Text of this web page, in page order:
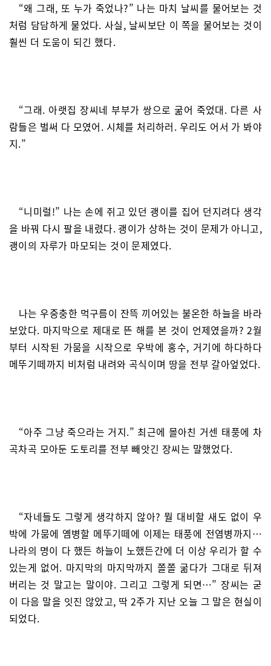
“왜 그래, 또 누가 죽었나?” 나는 마치 날씨를 물어보는 것
처럼 담담하게 물었다. 사실, 날씨보단 이 쪽을 물어보는 것이
훨씬 더 도움이 되긴 했다.
“그래. 아랫집 장씨네 부부가 쌍으로 굶어 죽었대. 다른 사
람들은 벌써 다 모였어. 시체를 처리하러. 우리도 어서 가 봐야
지.”
“니미럴!” 나는 손에 쥐고 있던 괭이를 집어 던지려다 생각
을 바꿔 다시 팔을 내렸다. 괭이가 상하는 것이 문제가 아니고,
괭이의 자루가 마모되는 것이 문제였다.
나는 우중충한 먹구름이 잔뜩 끼어있는 불온한 하늘을 바라
보았다. 마지막으로 제대로 뜬 해를 본 것이 언제였을까? 2월
부터 시작된 가뭄을 시작으로 우박에 홍수, 거기에 하다하다
메뚜기떼까지 비처럼 내려와 곡식이며 땅을 전부 갈아엎었다.
“아주 그냥 죽으라는 거지.” 최근에 몰아친 거센 태풍에 차
곡차곡 모아둔 도토리를 전부 빼앗긴 장씨는 말했었다.
“자네들도 그렇게 생각하지 않아? 뭘 대비할 새도 없이 우
박에 가뭄에 옘병할 메뚜기떼에 이제는 태풍에 전염병까지…
나라의 명이 다 했든 하늘이 노했든간에 더 이상 우리가 할 수
있는게 없어. 마지막의 마지막까지 쫄쫄 굶다가 그대로 뒤져
버리는 것 말고는 말이야. 그리고 그렇게 되면…” 장씨는 굳
이 다음 말을 잇진 않았고, 딱 2주가 지난 오늘 그 말은 현실이
되었다.